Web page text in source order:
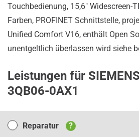
Touchbedienung, 15,6" Widescreen-
Farben, PROFINET Schnittstelle,
Unified Comfort V16, enthält Open
unentgeltlich überlassen wird siehe
Leistungen für
3QB06-0AX1
Reparatur
Reparatur ?